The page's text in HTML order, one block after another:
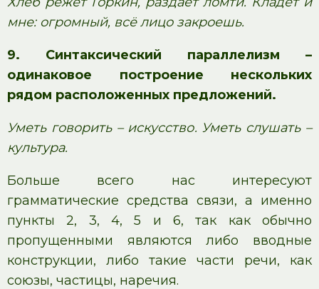
мне: огромный, всё лицо закроешь.
9. Синтаксический параллелизм –
одинаковое построение нескольких
рядом расположенных предложений.
Уметь говорить – искусство. Уметь слушать –
культура.
Больше всего нас интересуют
грамматические средства связи, а именно
пункты 2, 3, 4, 5 и 6, так как обычно
пропущенными являются либо вводные
конструкции, либо такие части речи, как
союзы, частицы, наречия.